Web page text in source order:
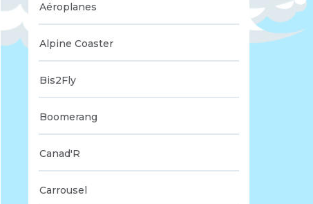
Aéroplanes
Alpine Coaster
Bis2Fly
Boomerang
Canad'R
Carrousel